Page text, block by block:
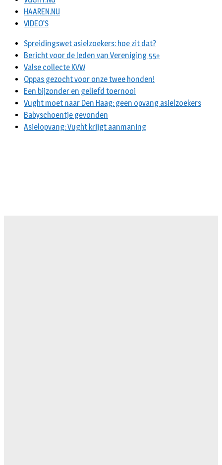
HAAREN.NU
VIDEO’S
Spreidingswet asielzoekers: hoe zit dat?
Bericht voor de leden van Vereniging 55+
Valse collecte KVW
Oppas gezocht voor onze twee honden!
Een bijzonder en geliefd toernooi
Vught moet naar Den Haag: geen opvang asielzoekers
Babyschoentje gevonden
Asielopvang: Vught krijgt aanmaning